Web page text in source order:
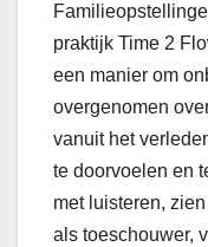
praktijk Time 2
een manier om
overgenomen
vanuit het
te doorvoelen en
met luisteren,
als toeschouwer,